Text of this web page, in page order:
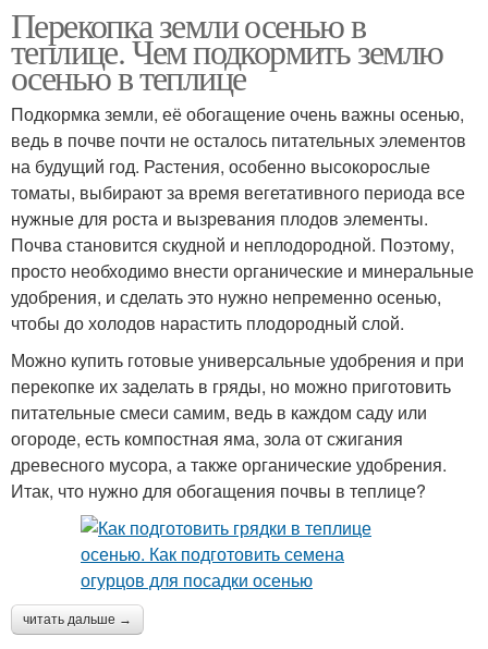
Перекопка земли осенью в
теплице. Чем подкормить землю
осенью в теплице
Подкормка земли, её обогащение очень важны осенью,
ведь в почве почти не осталось питательных элементов
на будущий год. Растения, особенно высокорослые
томаты, выбирают за время вегетативного периода все
нужные для роста и вызревания плодов элементы.
Почва становится скудной и неплодородной. Поэтому,
просто необходимо внести органические и минеральные
удобрения, и сделать это нужно непременно осенью,
чтобы до холодов нарастить плодородный слой.
Можно купить готовые универсальные удобрения и при
перекопке их заделать в гряды, но можно приготовить
питательные смеси самим, ведь в каждом саду или
огороде, есть компостная яма, зола от сжигания
древесного мусора, а также органические удобрения.
Итак, что нужно для обогащения почвы в теплице?
читать дальше →